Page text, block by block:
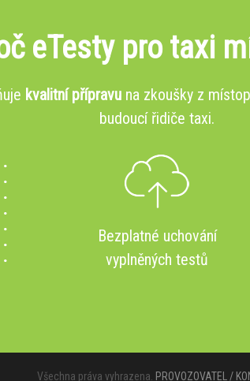
eTesty pro taxi
kvalitní přípravuna zkoušky z
budoucí řidiče taxi.
Bezplatné uchování
vyplněných testů
Všechna práva vyhrazena. PROVOZOVATEL /